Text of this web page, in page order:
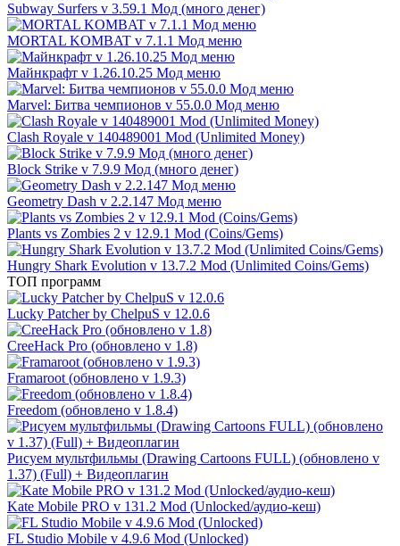
Subway Surfers v 3.59.1 Мод (много денег)
MORTAL KOMBAT v 7.1.1 Мод меню
Майнкрафт v 1.26.10.25 Мод меню
Marvel: Битва чемпионов v 55.0.0 Мод меню
Clash Royale v 140489001 Mod (Unlimited Money)
Block Strike v 7.9.9 Мод (много денег)
Geometry Dash v 2.2.147 Мод меню
Plants vs Zombies 2 v 12.9.1 Mod (Coins/Gems)
Hungry Shark Evolution v 13.7.2 Mod (Unlimited Coins/Gems)
ТОП программ
Lucky Patcher by ChelpuS v 12.0.6
CreeHack Pro (обновлено v 1.8)
Framaroot (обновлено v 1.9.3)
Freedom (обновлено v 1.8.4)
Рисуем мультфильмы (Drawing Cartoons FULL) (обновлено v
1.37) (Full) + Видеоплагин
Kate Mobile PRO v 131.2 Mod (Unlocked/аудио-кеш)
FL Studio Mobile v 4.9.6 Mod (Unlocked)